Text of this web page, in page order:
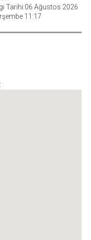
Tarihi:06 Ağustos 2026
11:17